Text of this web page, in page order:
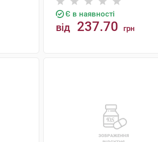
Є в наявності
від 237.70 грн